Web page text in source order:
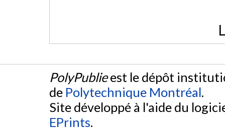
PolyPublieest le dépôt
de Polytechnique Montréal.
Site développé à l'aide du
EPrints.